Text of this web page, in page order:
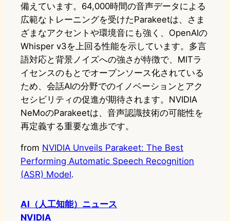
備えています。64,000時間の音声データによる
広範なトレーニングを受けたParakeetは、さま
ざまなアクセントや環境音にも強く、OpenAIの
Whisper v3を上回る性能を示しています。多言
語対応と背景ノイズへの強さが特徴で、MITラ
イセンスのもとでオープンソース化されている
ため、会話AIの分野でのイノベーションとアク
セシビリティの促進が期待されます。NVIDIA
NeMoのParakeetは、音声認識技術の可能性を
再定義する重要な進歩です。
from NVIDIA Unveils Parakeet: The Best
Performing Automatic Speech Recognition
(ASR) Model.
AI（人工知能）ニュース
NVIDIA